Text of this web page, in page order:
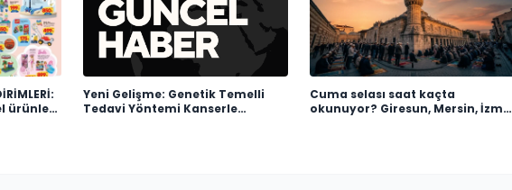
ürünler
Yeni Gelişme: Genetik Temelli
Tedavi Yöntemi Kanserle
Cuma selası saat kaçta
okunuyor? Giresun, Mersin, İzmir,